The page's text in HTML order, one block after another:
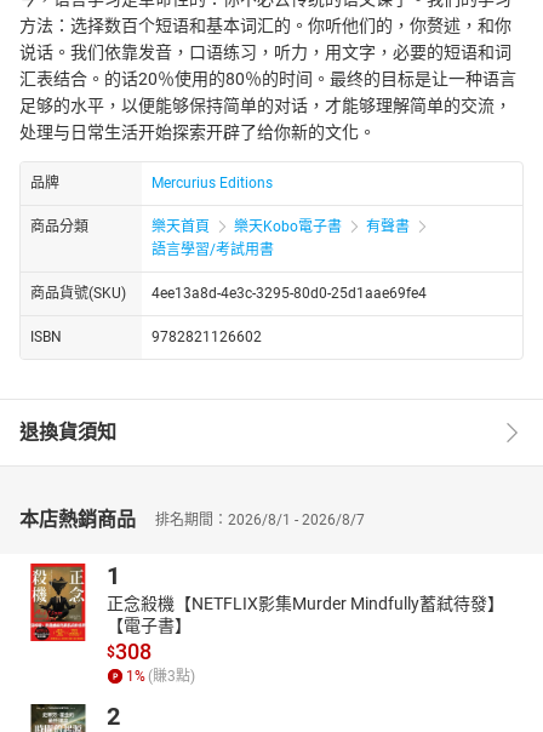
方法：选择数百个短语和基本词汇的。你听他们的，你赘述，和你
说话。我们依靠发音，口语练习，听力，用文字，必要的短语和词
汇表结合。的话20％使用的80％的时间。最终的目标是让一种语言
足够的水平，以便能够保持简单的对话，才能够理解简单的交流，
处理与日常生活开始探索开辟了给你新的文化。
品牌 Mercurius Editions
商品分類 樂天首頁 樂天Kobo電子書
有聲書
語言學習/考試用書
商品貨號(SKU) 4ee13a8d-4e3c-3295-80d0-25d1aae69fe4
ISBN 9782821126602
退換貨須知
本店熱銷商品 排名期間：2026/8/1 - 2026/8/7
1
正念殺機【NETFLIX影集Murder Mindfully蓄弒待發】
【電子書】
$308
1% (賺3點)
2